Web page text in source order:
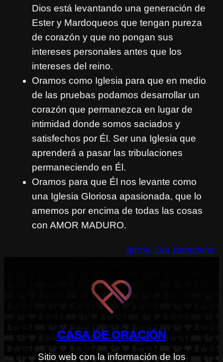
Dios está levantando una generación de
Ester y Mardoqueos que tengan pureza
de corazón y que no pongan sus
intereses personales antes que los
intereses del reino.
Oramos como Iglesia para que en medio
de las pruebas podamos desarrollar un
corazón que permanezca en lugar de
intimidad donde somos saciados y
satisfechos por Él. Ser una Iglesia que
aprenderá a pasar las tribulaciones
permaneciendo en Él.
Oramos para que Él nos levante como
una Iglesia Gloriosa apasionada, que lo
amemos por encima de todas las cosas
con AMOR MADURO.
Aarón Jara Hernández
CASA DE ORACIÓN
Sitio web con la información de los